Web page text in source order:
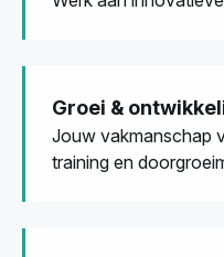
Groei &
Jouw vakmanschap
training en